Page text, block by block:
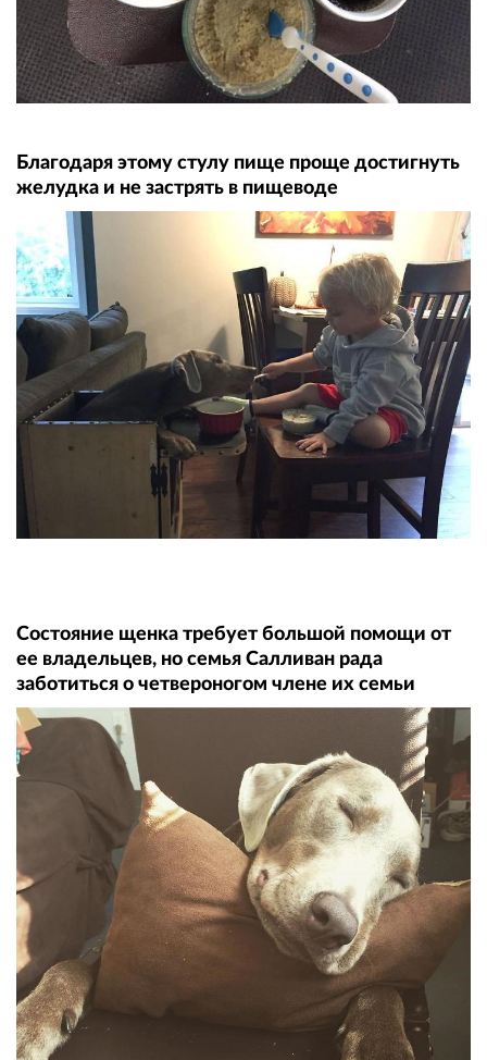
Благодаря этому стулу пище проще достигнуть
желудка и не застрять в пищеводе
Состояние щенка требует большой помощи от
ее владельцев, но семья Салливан рада
заботиться о четвероногом члене их семьи